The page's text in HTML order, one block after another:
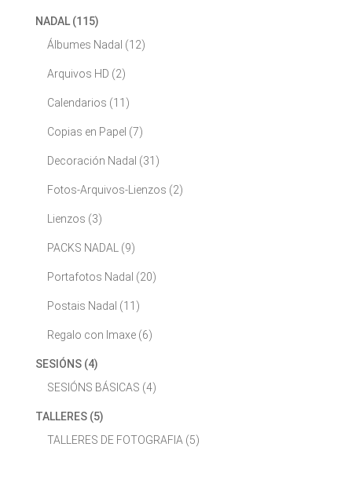
NADAL (115)
Álbumes Nadal (12)
Arquivos HD (2)
Calendarios (11)
Copias en Papel (7)
Decoración Nadal (31)
Fotos-Arquivos-Lienzos (2)
Lienzos (3)
PACKS NADAL (9)
Portafotos Nadal (20)
Postais Nadal (11)
Regalo con Imaxe (6)
SESIÓNS (4)
SESIÓNS BÁSICAS (4)
TALLERES (5)
TALLERES DE FOTOGRAFIA (5)